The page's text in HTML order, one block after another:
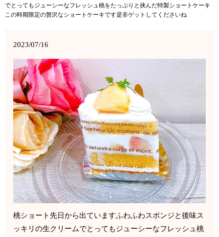
でとってもジューシーなフレッシュ桃をたっぷりと挟んだ特製ショートケーキ
この時期限定の贅沢なショートケーキです是非ゲットしてくださいね
2023/07/16
桃ショート先日から出ていますふわふわスポンジと後味ス
ッキリの生クリームでとってもジューシーなフレッシュ桃